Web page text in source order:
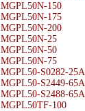
MGPL50N-150
MGPL50N-175
MGPL50N-200
MGPL50N-25
MGPL50N-50
MGPL50N-75
MGPL50-S0282-25A
MGPL50-S2449-65A
MGPL50-S2488-65A
MGPL50TF-100